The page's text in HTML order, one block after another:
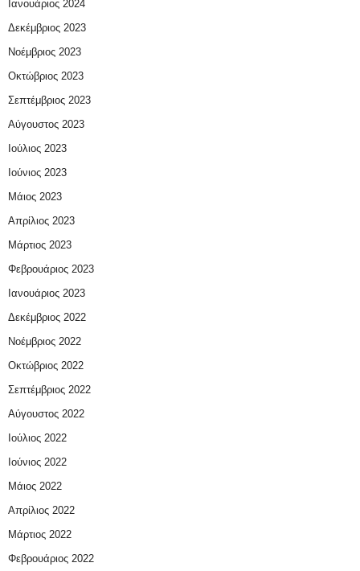
Ιανουάριος 2024
Δεκέμβριος 2023
Νοέμβριος 2023
Οκτώβριος 2023
Σεπτέμβριος 2023
Αύγουστος 2023
Ιούλιος 2023
Ιούνιος 2023
Μάιος 2023
Απρίλιος 2023
Μάρτιος 2023
Φεβρουάριος 2023
Ιανουάριος 2023
Δεκέμβριος 2022
Νοέμβριος 2022
Οκτώβριος 2022
Σεπτέμβριος 2022
Αύγουστος 2022
Ιούλιος 2022
Ιούνιος 2022
Μάιος 2022
Απρίλιος 2022
Μάρτιος 2022
Φεβρουάριος 2022